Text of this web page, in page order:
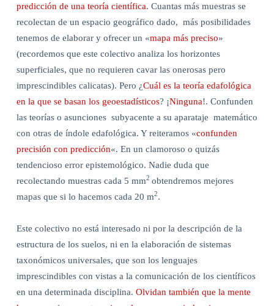
predicción de una teoría científica. Cuantas más muestras se
recolectan de un espacio geográfico dado, más posibilidades
tenemos de elaborar y ofrecer un «mapa más preciso»
(recordemos que este colectivo analiza los horizontes
superficiales, que no requieren cavar las onerosas pero
imprescindibles calicatas). Pero ¿Cuál es la teoría edafológica
en la que se basan los geoestadísticos? ¡Ninguna!. Confunden
las teorías o asunciones subyacente a su aparataje matemático
con otras de índole edafológica. Y reiteramos «confunden
precisión con predicción«. En un clamoroso o quizás
tendencioso error epistemológico. Nadie duda que
recolectando muestras cada 5 mm2 obtendremos mejores
mapas que si lo hacemos cada 20 m2.
Este colectivo no está interesado ni por la descripción de la
estructura de los suelos, ni en la elaboración de sistemas
taxonómicos universales, que son los lenguajes
imprescindibles con vistas a la comunicación de los científicos
en una determinada disciplina. Olvidan también que la mente